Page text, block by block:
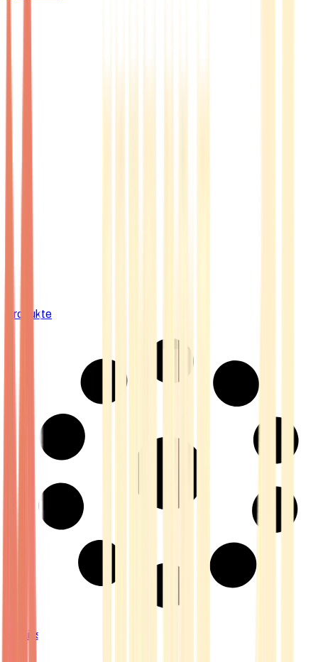
Produkte
Strains